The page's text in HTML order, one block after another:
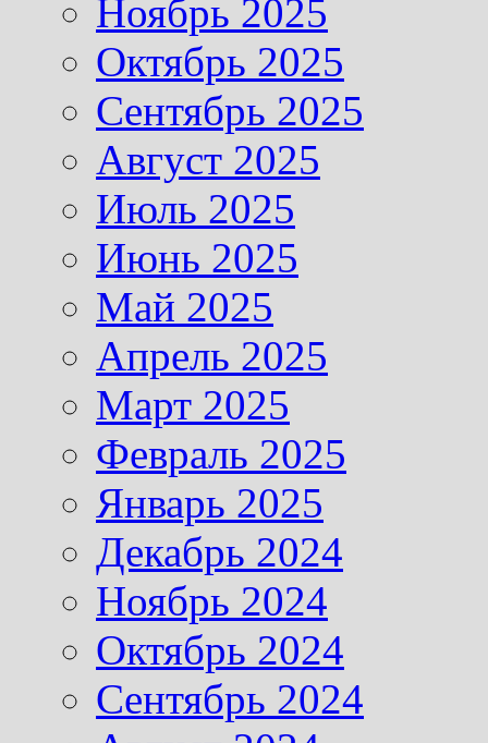
Ноябрь 2025
Октябрь 2025
Сентябрь 2025
Август 2025
Июль 2025
Июнь 2025
Май 2025
Апрель 2025
Март 2025
Февраль 2025
Январь 2025
Декабрь 2024
Ноябрь 2024
Октябрь 2024
Сентябрь 2024